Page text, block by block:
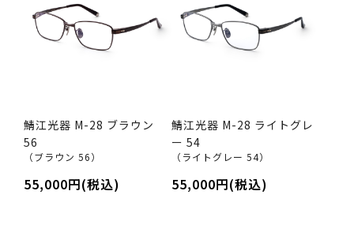
鯖江光器 M-28 ブラウン
56
（ブラウン 56）
55,000円(税込)
鯖江光器 M-28 ライトグレ
ー 54
（ライトグレー 54）
55,000円(税込)